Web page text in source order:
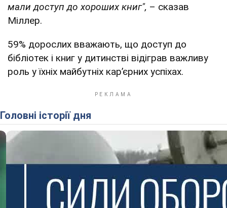
мали доступ до хороших книг", – сказав
Міллер.
59% дорослих вважають, що доступ до
бібліотек і книг у дитинстві відіграв важливу
роль у їхніх майбутніх кар’єрних успіхах.
Головні історії дня